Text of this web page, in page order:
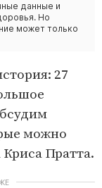
данные и
Но
может только
27
можно
Пратта.